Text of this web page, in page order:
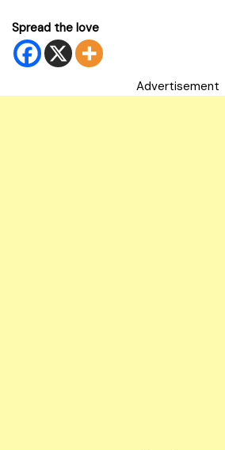
Spread the love
Advertisement